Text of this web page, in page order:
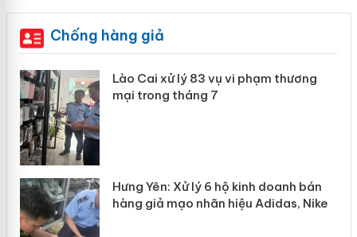
Chống hàng giả
Lào Cai xử lý 83 vụ vi phạm thương
mại trong tháng 7
Hưng Yên: Xử lý 6 hộ kinh doanh bán
hàng giả mạo nhãn hiệu Adidas, Nike